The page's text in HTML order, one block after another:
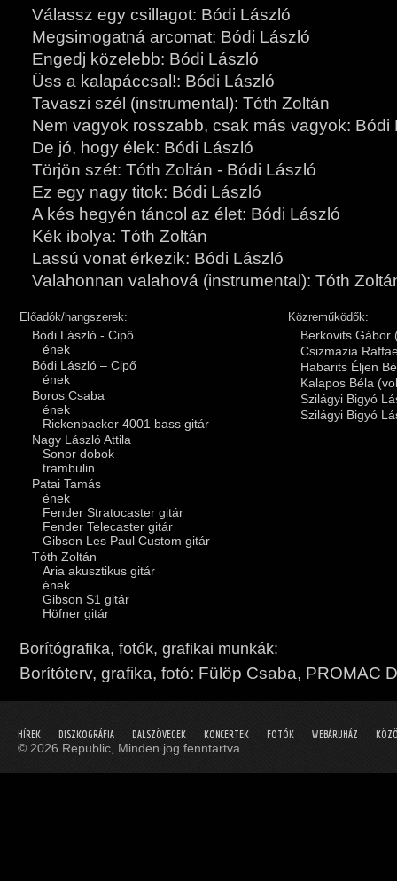
Válassz egy csillagot: Bódi László
Megsimogatná arcomat: Bódi László
Engedj közelebb: Bódi László
Üss a kalapáccsal!: Bódi László
Tavaszi szél (instrumental): Tóth Zoltán
Nem vagyok rosszabb, csak más vagyok: Bódi
De jó, hogy élek: Bódi László
Törjön szét: Tóth Zoltán - Bódi László
Ez egy nagy titok: Bódi László
A kés hegyén táncol az élet: Bódi László
Kék ibolya: Tóth Zoltán
Lassú vonat érkezik: Bódi László
Valahonnan valahová (instrumental): Tóth
Előadók/hangszerek:
Bódi László - Cipő
ének
Bódi László – Cipő
ének
Boros Csaba
ének
Rickenbacker 4001 bass gitár
Nagy László Attila
Sonor dobok
trambulin
Patai Tamás
ének
Fender Stratocaster gitár
Fender Telecaster gitár
Gibson Les Paul Custom gitár
Tóth Zoltán
Aria akusztikus gitár
ének
Gibson S1 gitár
Höfner gitár
Közreműködők:
Berkovits Gábor
Csizmazia
Habarits Éljen
Kalapos Béla
Szilágyi Bigyó
Szilágyi Bigyó
Borítógrafika, fotók, grafikai munkák:
Borítóterv, grafika, fotó: Fülöp Csaba, PROMAC
HÍREK DISZKOGRÁFIA DALSZÖVEGEK KONCERTEK FOTÓK WEBÁRUHÁZ
© 2026 Republic, Minden jog fenntartva